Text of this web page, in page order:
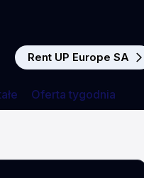
Rent UP Europe SA
Oferta tygodnia